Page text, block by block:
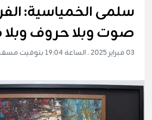
سلمى الخمياسية:
صوت وبلا حروف
03 فبراير 2025 . الساعة 19:04 بتوقيت مسقط